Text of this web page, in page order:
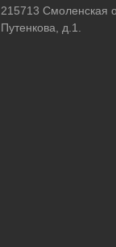
215713 Смоленская
Путенкова, д.1.